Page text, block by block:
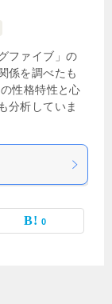
ファイブ」の
係を調べたも
性格特性と心
分析していま
0